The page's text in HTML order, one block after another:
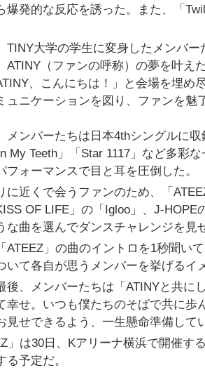
爆発的な反応を誘った。また、「
TINY大学の学生に変身したメンバ
ATINY（ファンの呼称）の夢を叶え
、こんにちは！」と会場を埋め
ュニケーションを図り、ファンを魅
メンバーたちは日本4thシングルに
My Teeth」「Star 1117」など多彩
フォーマンスで目と耳を圧倒した。
に近くで会うファンのため、「
OF LIFE」の「Igloo」、J-
な曲を選んでダンスチャレンジを見
ATEEZ」の曲のイントロを1秒聞い
いて各自が思うメンバーを挙げる
後、メンバーたちは「ATINYと共に
幸せ。いつも僕たちのそばで共に
見せできるよう、一生懸命準備して
」は30日、Kアリーナ横浜で開催
る予定だ。